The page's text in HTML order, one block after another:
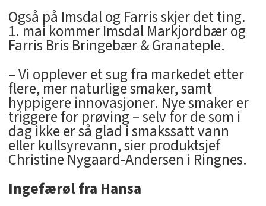
Også på Imsdal og Farris skjer det ting.
1. mai kommer Imsdal Markjordbær og
Farris Bris Bringebær & Granateple.
– Vi opplever et sug fra markedet etter
flere, mer naturlige smaker, samt
hyppigere innovasjoner. Nye smaker er
triggere for prøving – selv for de som i
dag ikke er så glad i smakssatt vann
eller kullsyrevann, sier produktsjef
Christine Nygaard-Andersen i Ringnes.
Ingefærøl fra Hansa